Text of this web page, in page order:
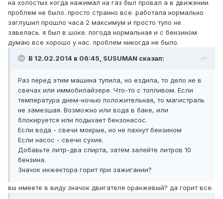
на холостых когда нажимал на газ был провал а в движении
проблем не было. просто странно все. работала нормально
заглушил прошло часа 2 максимум и просто тупо не
завелась. я был в шоке. погода нормальная и с бензином
думаю все хорошо у нас. проблем никогда не было.
В 12.02.2014 в 06:45, SUSUMAN сказал:
Раз перед этим машина тупила, но ездила, то дело не в
свечах или иммобилайзере. Что-то с топливом. Если
температура днем-ночью положительная, то магистраль
не замезшая. Возможно или вода в баке, или
блокируется или подыхает бензонасос.
Если вода - свечи мокрые, но не пахнут бензином
Если насос - свечи сухие.
Добавьте литр-два спирта, затем залейте литров 10
бензина.
Значок инжектора горит при зажигании?
вы имеете в виду значок двигателя оранжевый? да горит все.